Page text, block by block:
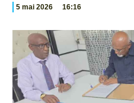
5 mai 2026 16:16